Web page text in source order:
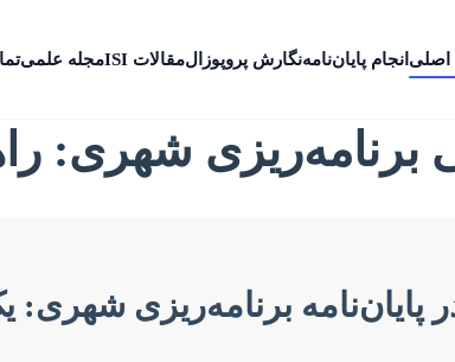
انجام پایان‌نامهنگارش پروپوزالمقالات ISI مجله علمی
برنامه‌ریزی شهری:
برنامه‌ریزی شهری: